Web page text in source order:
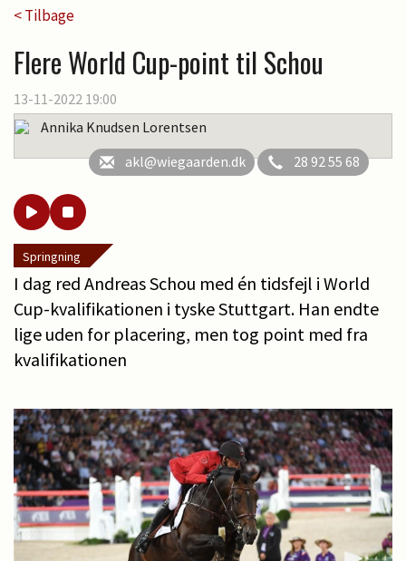
< Tilbage
Flere World Cup-point til Schou
13-11-2022 19:00
Annika Knudsen Lorentsen
akl@wiegaarden.dk
28 92 55 68
Springning
I dag red Andreas Schou med én tidsfejl i World
Cup-kvalifikationen i tyske Stuttgart. Han endte
lige uden for placering, men tog point med fra
kvalifikationen